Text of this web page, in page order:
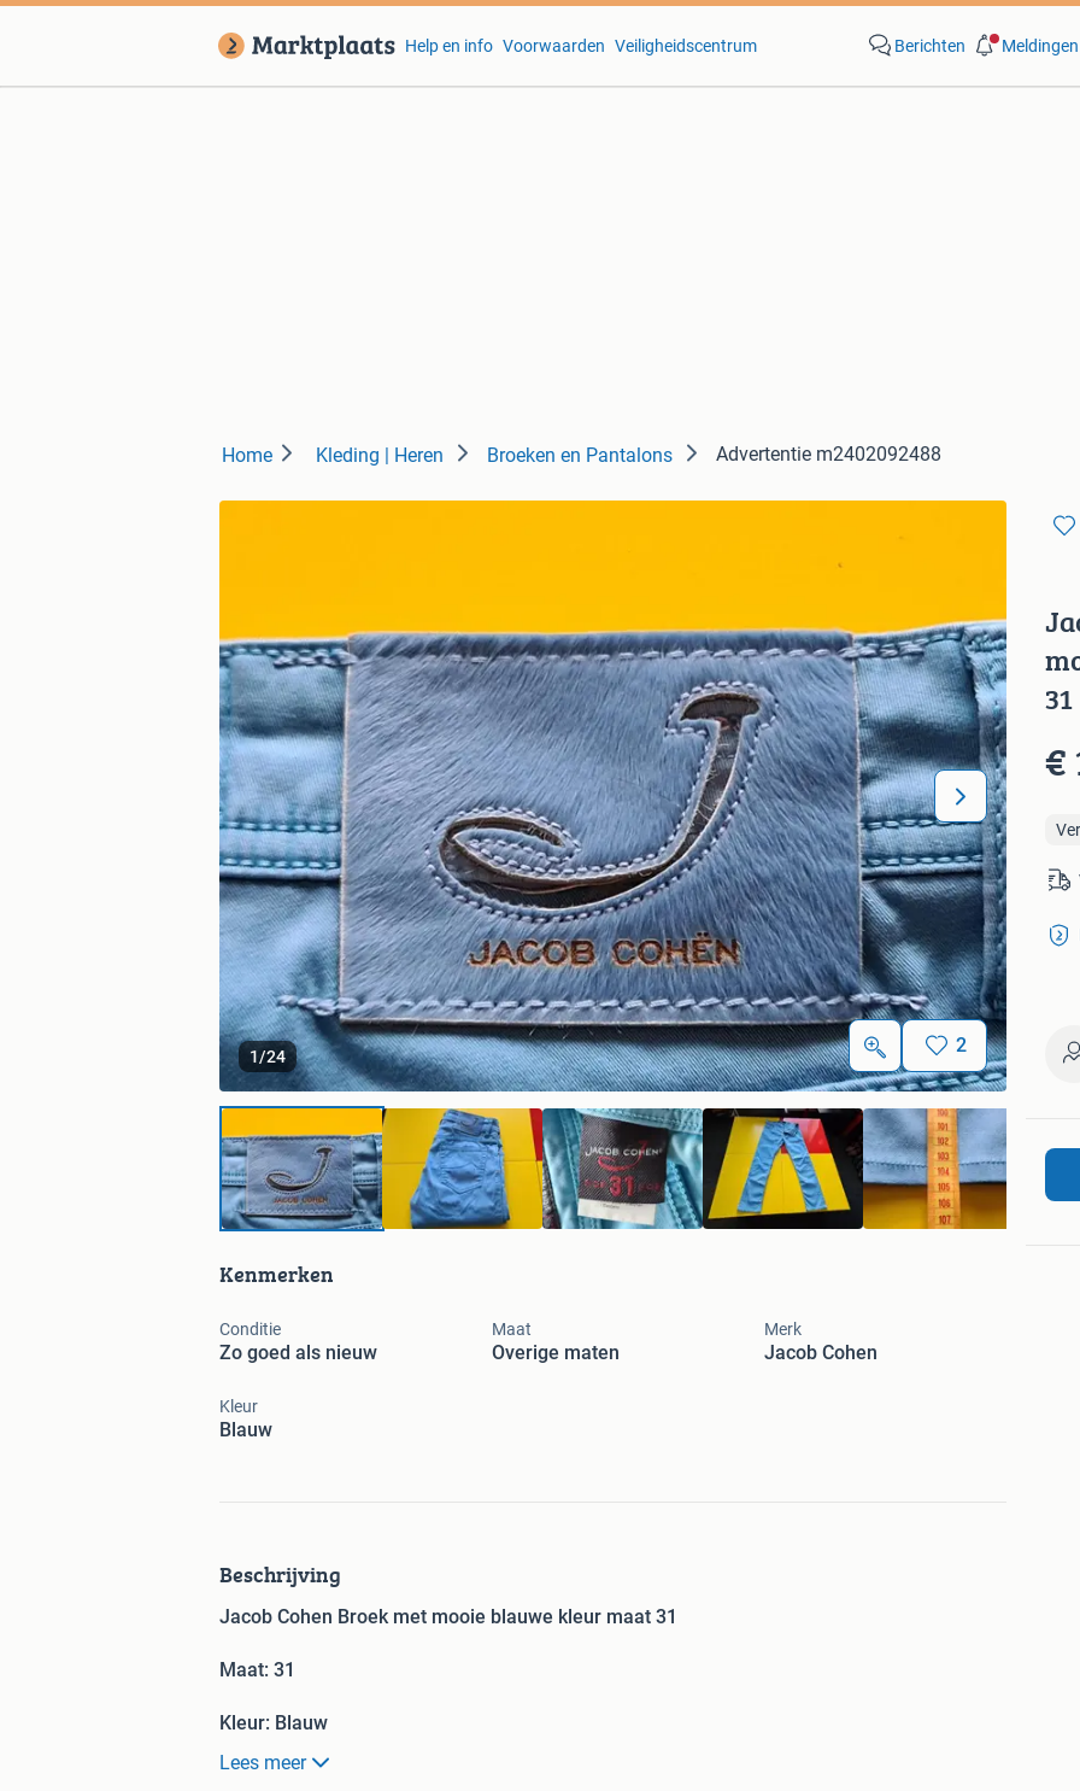
Help en info Voorwaarden Veiligheidscentrum Berichten Meldingen
Home Kleding | Heren Broeken en Pantalons Advertentie m2402092488
1/24 2
Kenmerken
Conditie
Zo goed als nieuw
Maat
Overige maten
Merk
Jacob Cohen
Kleur
Blauw
Beschrijving
Jacob Cohen Broek met mooie blauwe kleur maat 31
Maat: 31
Kleur: Blauw
====================================================
Lees meer
31
€